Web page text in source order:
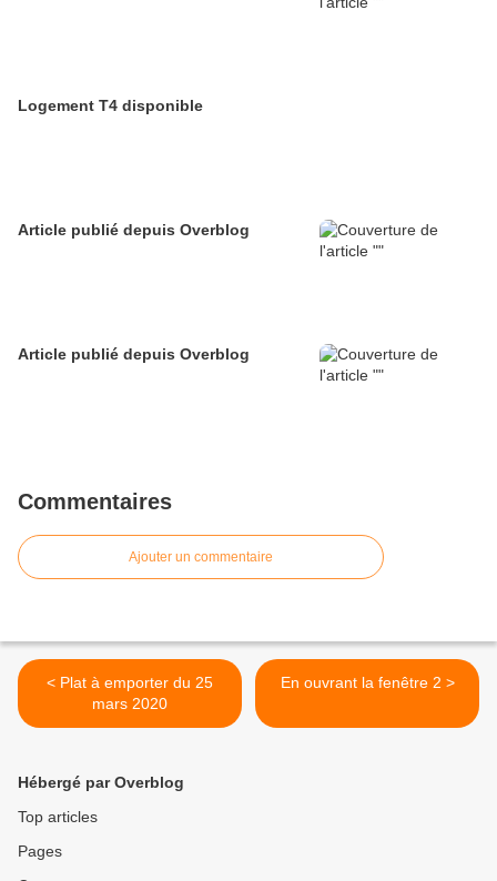
Logement T4 disponible
Article publié depuis Overblog
Article publié depuis Overblog
Commentaires
Ajouter un commentaire
< Plat à emporter du 25
mars 2020
En ouvrant la fenêtre 2 >
Hébergé par Overblog
Top articles
Pages